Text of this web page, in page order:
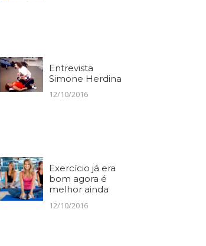
Entrevista
Simone Herdina
12/10/2016
Exercício já era
bom agora é
melhor ainda
12/10/2016